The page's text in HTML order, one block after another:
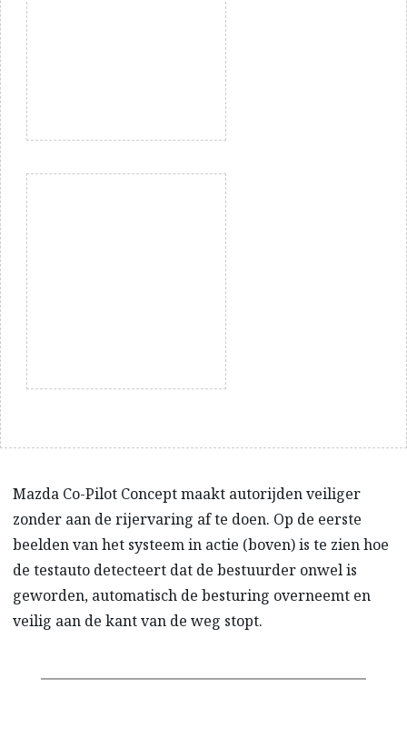
Mazda Co-Pilot Concept maakt autorijden veiliger
zonder aan de rijervaring af te doen. Op de eerste
beelden van het systeem in actie (boven) is te zien hoe
de testauto detecteert dat de bestuurder onwel is
geworden, automatisch de besturing overneemt en
veilig aan de kant van de weg stopt.